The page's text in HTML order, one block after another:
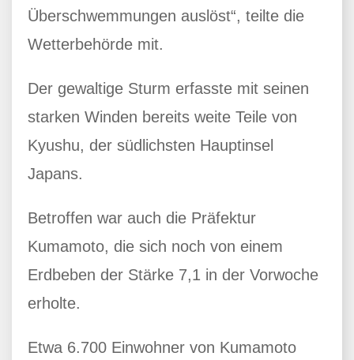
Überschwemmungen auslöst“, teilte die
Wetterbehörde mit.
Der gewaltige Sturm erfasste mit seinen
starken Winden bereits weite Teile von
Kyushu, der südlichsten Hauptinsel
Japans.
Betroffen war auch die Präfektur
Kumamoto, die sich noch von einem
Erdbeben der Stärke 7,1 in der Vorwoche
erholte.
Etwa 6.700 Einwohner von Kumamoto